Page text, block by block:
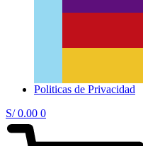
Politicas de Privacidad
S/0.00 0